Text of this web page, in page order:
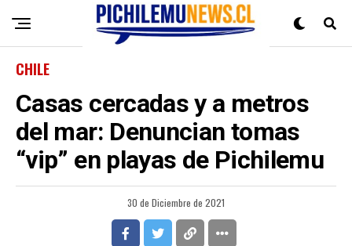
CHILE
Casas cercadas y a metros
del mar: Denuncian tomas
“vip” en playas de Pichilemu
30 de Diciembre de 2021